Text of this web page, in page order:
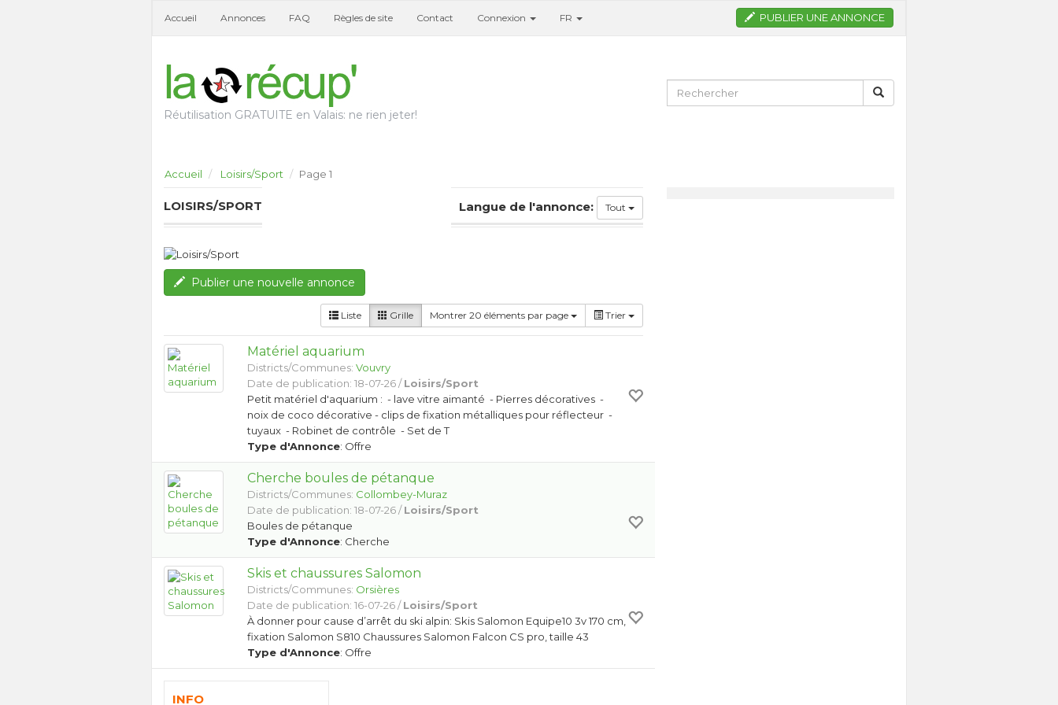
Accueil Annonces FAQ Règles de site Contact Connexion FR PUBLIER UNE ANNONCE
Réutilisation GRATUITE en Valais: ne rien jeter!
Accueil Loisirs/Sport Page 1
LOISIRS/SPORT Langue de l'annonce: Tout
Publier une nouvelle annonce
Liste Grille Montrer 20 éléments par page Trier
Matériel aquarium
Districts/Communes:Vouvry
Date de publication: 18-07-26 /Loisirs/Sport
Petit matériel d'aquarium : - lave vitre aimanté - Pierres décoratives -
noix de coco décorative - clips de fixation métalliques pour réflecteur -
tuyaux - Robinet de contrôle - Set de T
Type d'Annonce: Offre
Cherche boules de pétanque
Districts/Communes: Collombey-Muraz
Date de publication: 18-07-26 /Loisirs/Sport
Boules de pétanque
Type d'Annonce: Cherche
Skis et chaussures Salomon
Districts/Communes: Orsières
Date de publication: 16-07-26 /Loisirs/Sport
À donner pour cause d’arrêt du ski alpin: Skis Salomon Equipe10 3v 170 cm,
fixation Salomon S810 Chaussures Salomon Falcon CS pro, taille 43
Type d'Annonce: Offre
INFO